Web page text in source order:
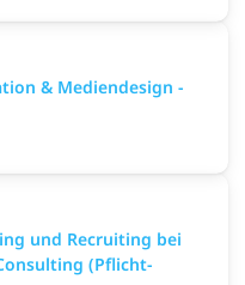
& Mediendesign -
und Recruiting bei
(Pflicht-